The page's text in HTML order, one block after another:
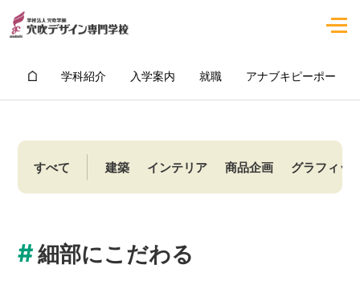
学科紹介 入学案内 就職 アナブキピーポー
すべて 建築 インテリア 商品企画 グラフィッ
#細部にこだわる